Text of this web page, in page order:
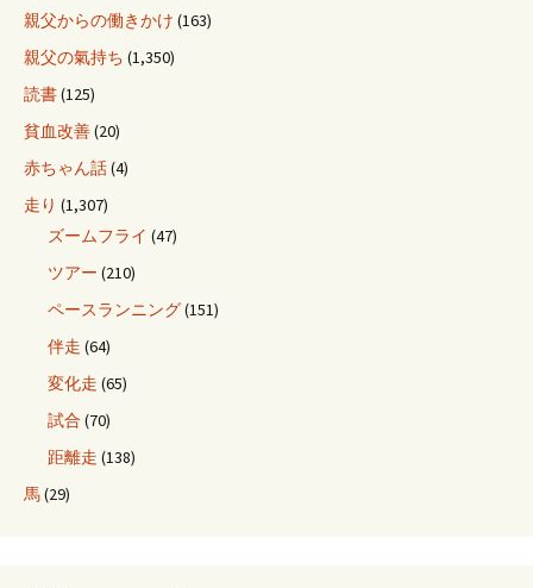
親父からの働きかけ (163)
親父の氣持ち (1,350)
読書(125)
貧血改善(20)
赤ちゃん話(4)
走り (1,307)
ズームフライ (47)
ツアー (210)
ペースランニング(151)
伴走 (64)
変化走 (65)
試合 (70)
距離走 (138)
馬(29)